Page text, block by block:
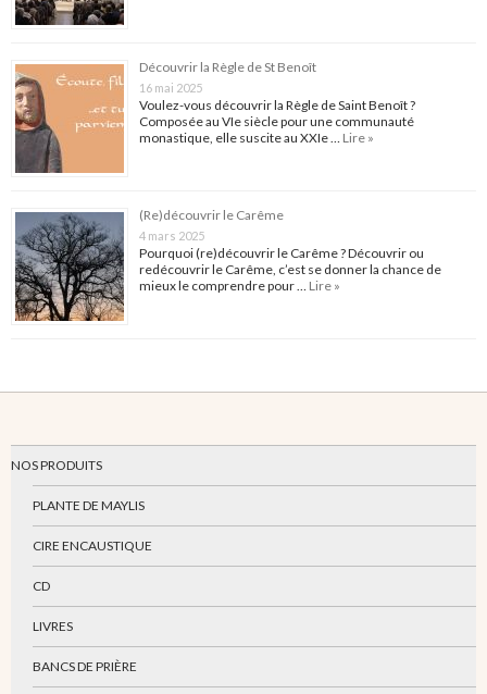
Découvrir la Règle de St Benoît
16 mai 2025
Voulez-vous découvrir la Règle de Saint Benoît ?
Composée au VIe siècle pour une communauté
monastique, elle suscite au XXIe … Lire »
(Re)découvrir le Carême
4 mars 2025
Pourquoi (re)découvrir le Carême ? Découvrir ou
redécouvrir le Carême, c’est se donner la chance de
mieux le comprendre pour … Lire »
NOS PRODUITS
PLANTE DE MAYLIS
CIRE ENCAUSTIQUE
CD
LIVRES
BANCS DE PRIÈRE